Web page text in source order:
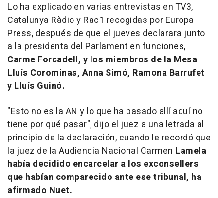
Lo ha explicado en varias entrevistas en TV3,
Catalunya Ràdio y Rac1 recogidas por Europa
Press, después de que el jueves declarara junto
a la presidenta del Parlament en funciones,
Carme Forcadell, y los miembros de la Mesa
Lluís Corominas, Anna Simó, Ramona Barrufet
y Lluís Guinó.
"Esto no es la AN y lo que ha pasado allí aquí no
tiene por qué pasar", dijo el juez a una letrada al
principio de la declaración, cuando le recordó que
la juez de la Audiencia Nacional Carmen Lamela
había decidido encarcelar a los exconsellers
que habían comparecido ante ese tribunal, ha
afirmado Nuet.